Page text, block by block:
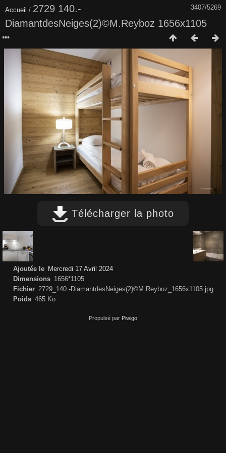
3407/5269
Accueil / 2729 140.-
DiamantdesNeiges(2)©M.Reyboz 1656x1105
Télécharger la photo
Ajoutée le Mercredi 17 Avril 2024
Dimensions 1656*1105
Fichier 2729_140.-DiamantdesNeiges(2)©M.Reyboz_1656x1105.jpg
Poids 465 Ko
Propulsé par Piwigo